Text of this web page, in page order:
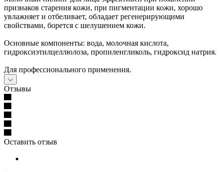
признаков старения кожи, при пигментации кожи, хорошо
увлажняет и отбеливает, обладает регенерирующими
свойствами, борется с шелушением кожи.
Основные компоненты: вода, молочная кислота,
гидроксиэтилцеллюлоза, пропиленгликоль, гидроксид натрия.
Для профессионального применения.
Отзывы
Оставить отзыв